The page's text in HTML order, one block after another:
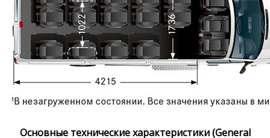
Основные технические характеристики (General